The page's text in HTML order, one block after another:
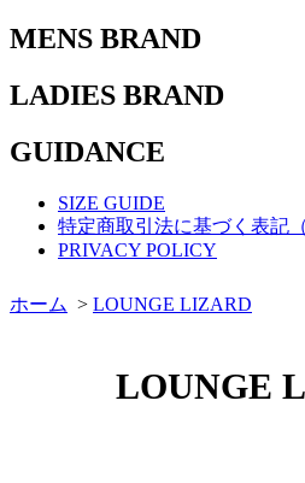
MENS BRAND
LADIES BRAND
GUIDANCE
SIZE GUIDE
特定商取引法に基づく表記
PRIVACY POLICY
ホーム > LOUNGE LIZARD
LOUNGE